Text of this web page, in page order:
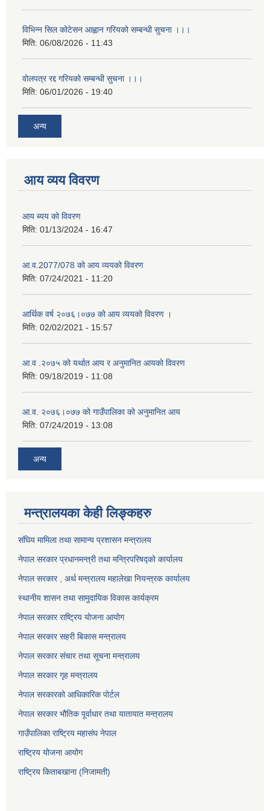
विभिन्न सिल कोटेसन आह्वान गरियको सम्बन्धी सुचना ।।।
मिति: 06/08/2026 - 11:43
वोलपत्र रद्द गरियको सम्बन्धी सुचना ।।।
मिति: 06/01/2026 - 19:40
अन्य
आय व्यय विवरण
आय ब्यय को विवरण
मिति: 01/13/2024 - 16:47
आ.व.2077/078 को आय व्ययको विवरण
मिति: 07/24/2021 - 11:20
आर्थिक वर्ष २०७६।०७७ को आय व्ययको विवरण ।
मिति: 02/02/2021 - 15:57
आ.व .२०७५ को यर्थात आय र अनुमानित आयको विवरण
मिति: 09/18/2019 - 11:08
आ.व. २०७६।०७७ को गाउँपालिका को अनुमानित आय
मिति: 07/24/2019 - 13:08
अन्य
मन्त्रालयका केही लिङ्कहरु
संघिय मामिला तथा सामान्य प्रशासन मन्त्रालय
नेपाल सरकार प्रधानमन्त्री तथा मन्त्रिपरिषद्को कार्यालय
नेपाल सरकार , अर्थ मन्त्रालय महालेखा नियन्त्रक कार्यालय
स्थानीय शासन तथा सामुदायिक विकास कार्यक्रम
नेपाल सरकार राष्ट्रिय योजना आयोग
नेपाल सरकार सहरी बिकास मन्त्रालय
नेपाल सरकार संचार तथा सूचना मन्त्रालय
नेपाल सरकार गृह मन्त्रालय
नेपाल सरकारको आधिकारिक पोर्टल
नेपाल सरकार भौतिक पूर्वाधार तथा यातायात मन्त्रालय
गाउँपालिका राष्ट्रिय महासंघ नेपाल
राष्ट्रिय योजना आयोग
राष्ट्रिय किताबखाना (निजामती)